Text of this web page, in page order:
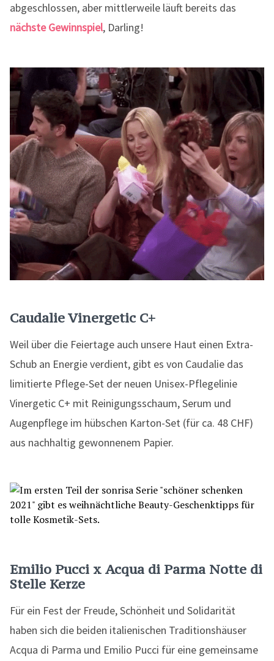
abgeschlossen, aber mittlerweile läuft bereits das
nächste Gewinnspiel, Darling!
Caudalie Vinergetic C+
Weil über die Feiertage auch unsere Haut einen Extra-
Schub an Energie verdient, gibt es von Caudalie das
limitierte Pflege-Set der neuen Unisex-Pflegelinie
Vinergetic C+ mit Reinigungsschaum, Serum und
Augenpflege im hübschen Karton-Set (für ca. 48 CHF)
aus nachhaltig gewonnenem Papier.
Emilio Pucci x Acqua di Parma Notte di
Stelle Kerze
Für ein Fest der Freude, Schönheit und Solidarität
haben sich die beiden italienischen Traditionshäuser
Acqua di Parma und Emilio Pucci für eine gemeinsame